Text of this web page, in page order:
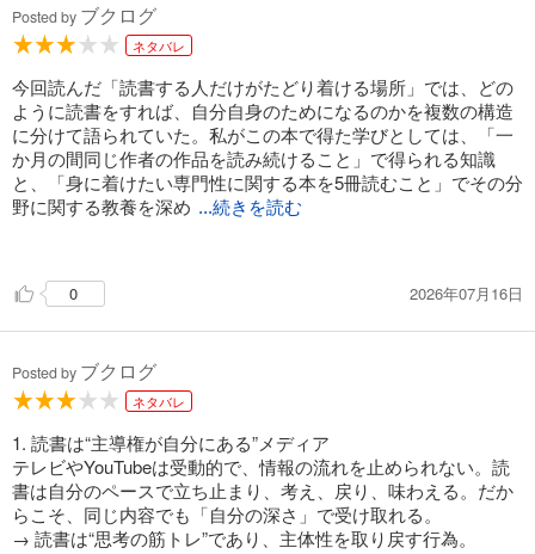
Posted by ブクログ
ネタバレ
今回読んだ「読書する人だけがたどり着ける場所」では、どの
ように読書をすれば、自分自身のためになるのかを複数の構造
に分けて語られていた。私がこの本で得た学びとしては、「一
か月の間同じ作者の作品を読み続けること」で得られる知識
と、「身に着けたい専門性に関する本を5冊読むこと」でその分
野に関する教養を深め ...続きを読む
ら読んでいたため、統一感もなければ、一貫性も私の読書には
存在しなかった。それは悪いことではないが、知識を深めると
感じる人にもおすすめできる本だと思う。本をどのように読書
するのかを深く考える時間になった。
0 2026年07月16日
Posted by ブクログ
ネタバレ
1. 読書は“主導権が自分にある”メディア
テレビやYouTubeは受動的で、情報の流れを止められない。読
書は自分のペースで立ち止まり、考え、戻り、味わえる。だか
らこそ、同じ内容でも「自分の深さ」で受け取れる。
→ 読書は“思考の筋トレ”であり、主体性を取り戻す行為。